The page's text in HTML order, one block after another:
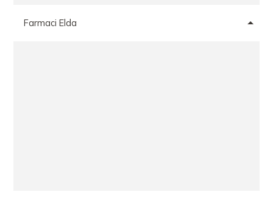
Farmaci Elda